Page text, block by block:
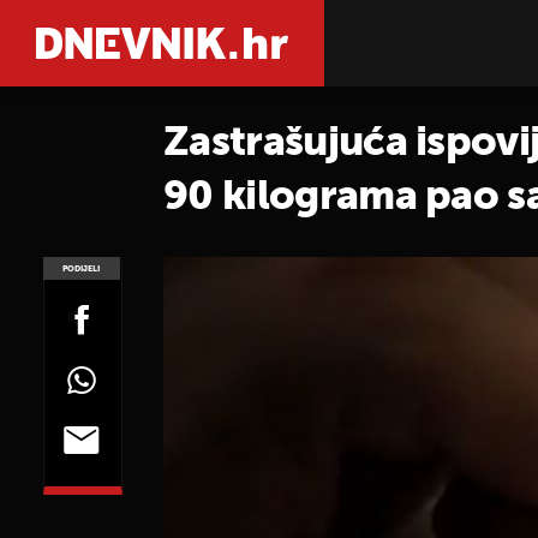
Zastrašujuća
90 kilograma pao
PODIJELI